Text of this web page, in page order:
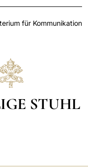
für Kommunikation
STUHL